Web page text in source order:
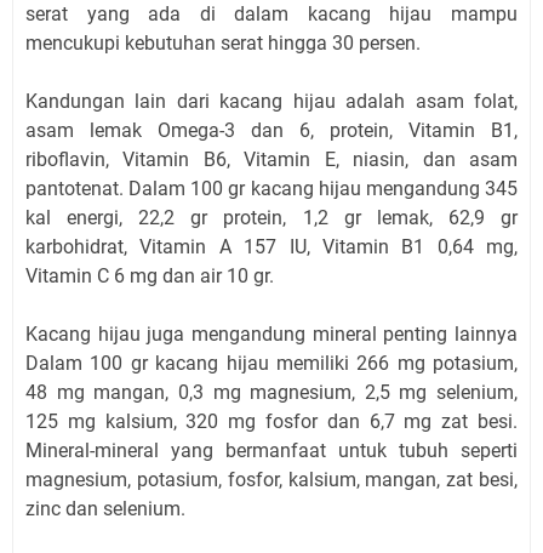
serat yang ada di dalam kacang hijau mampu
mencukupi kebutuhan serat hingga 30 persen.
Kandungan lain dari kacang hijau adalah asam folat,
asam lemak Omega-3 dan 6, protein, Vitamin B1,
riboflavin, Vitamin B6, Vitamin E, niasin, dan asam
pantotenat. Dalam 100 gr kacang hijau mengandung 345
kal energi, 22,2 gr protein, 1,2 gr lemak, 62,9 gr
karbohidrat, Vitamin A 157 IU, Vitamin B1 0,64 mg,
Vitamin C 6 mg dan air 10 gr.
Kacang hijau juga mengandung mineral penting lainnya
Dalam 100 gr kacang hijau memiliki 266 mg potasium,
48 mg mangan, 0,3 mg magnesium, 2,5 mg selenium,
125 mg kalsium, 320 mg fosfor dan 6,7 mg zat besi.
Mineral-mineral yang bermanfaat untuk tubuh seperti
magnesium, potasium, fosfor, kalsium, mangan, zat besi,
zinc dan selenium.